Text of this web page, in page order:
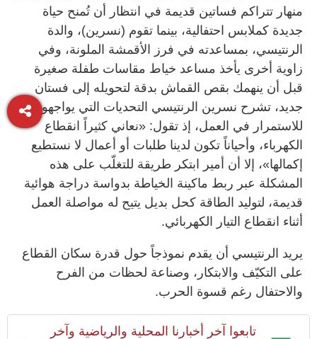
منهار تتراكم فساتين قديمة في انتظار أن تُمنح حياة
جديدة كملابس احتفالية، بينما تقوم (نسرين)، والدة
الرنتيسي، بمساعدته في فرز الأقمشة الملونة، وفي
زاوية أخرى يأخذ مساعد خياط مقاسات طفلة صغيرة
قبل أن ينهمك بقص القماش بدقة لتحويله إلى فستان
جديد، تشرح نسرين الرنتيسي التحديات التي يواجهونها
للاستمرار في العمل، إذ تقول: «نعاني كثيراً انقطاع
الكهرباء، وأحياناً تكون لدينا طلبات أو أعمال لا نستطيع
إكمالها»، إلا أن أمير ابتكر طريقة للتغلّب على هذه
المشكلة عبر ربط ماكينة الخياطة بدواسة دراجة هوائية
قديمة، لتوليد الطاقة كحل بديل يتيح له مواصلة العمل
أثناء انقطاع التيار الكهربائي.
يريد الرنتيسي أن يقدم نموذجاً حول قدرة سكان القطاع
على التكيّف والابتكار، وصناعة لحظات من الفرح
والاحتفال رغم قسوة الحرب.
تابعوا آخر أخبارنا المحلية والرياضية وآخر